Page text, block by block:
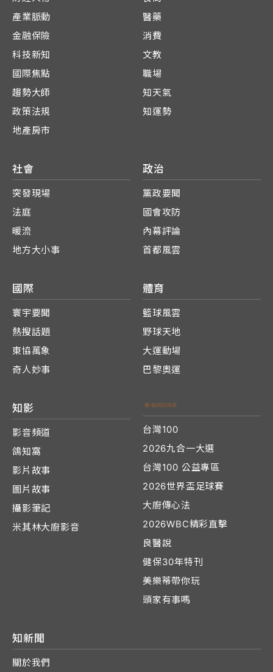
產業脈動
金融保險
科技新知
國際焦點
趨勢大師
政策法規
地產房市
醫藥
消費
文教
職場
知天氣
知運勢
社會
突發現場
法庭
暖流
地方大小事
政治
黨政要聞
國會攻防
內幕評論
首都風雲
國際
寰宇要聞
熱搜話題
東協萬象
奇人妙事
體育
籃球風雲
野球天地
大運動場
巴黎奧運
知影
影音頻道
鴿知窩
影片故事
圖片故事
攝影筆記
米其林大廚影音
台灣100
2026九合一大選
台灣100 公益專區
2026世界盃足球賽
大廚傳心法
2026WBC精彩直擊
良醫說
健保30年特刊
美樂蒂帶你玩
頭家有事嗎
知新聞
關於我們